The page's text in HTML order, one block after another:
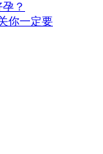
？
你一定要